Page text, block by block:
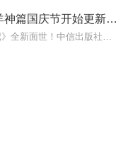
小猪屏蓬十二生肖神8 羊神篇国庆节开始更新啦！